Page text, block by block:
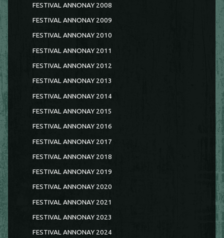
FESTIVAL ANNONAY 2008
FESTIVAL ANNONAY 2009
FESTIVAL ANNONAY 2010
FESTIVAL ANNONAY 2011
FESTIVAL ANNONAY 2012
FESTIVAL ANNONAY 2013
FESTIVAL ANNONAY 2014
FESTIVAL ANNONAY 2015
FESTIVAL ANNONAY 2016
FESTIVAL ANNONAY 2017
FESTIVAL ANNONAY 2018
FESTIVAL ANNONAY 2019
FESTIVAL ANNONAY 2020
FESTIVAL ANNONAY 2021
FESTIVAL ANNONAY 2023
FESTIVAL ANNONAY 2024